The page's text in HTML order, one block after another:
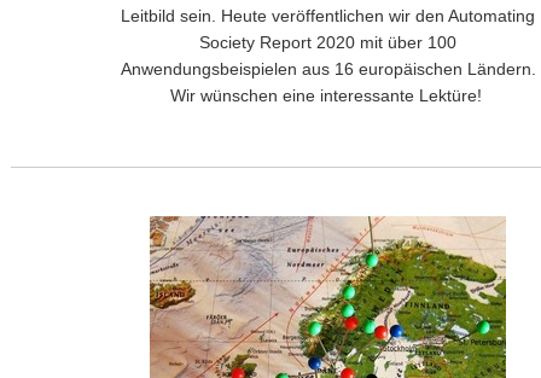
Leitbild sein. Heute veröffentlichen wir den Automating
Society Report 2020 mit über 100
Anwendungsbeispielen aus 16 europäischen Ländern.
Wir wünschen eine interessante Lektüre!